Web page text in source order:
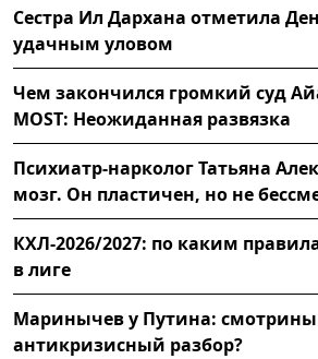
Сестра Ил Дархана отметила
удачным уловом
Чем закончился громкий суд
MOST: Неожиданная развязка
Психиатр-нарколог Татьяна
мозг. Он пластичен, но не
КХЛ-2026/2027: по каким
в лиге
Маринычев у Путина:
антикризисный разбор?